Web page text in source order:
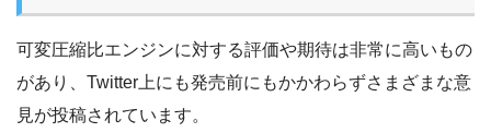
可変圧縮比エンジンに対する評価や期待は非常に高いもの
があり、Twitter上にも発売前にもかかわらずさまざまな意
見が投稿されています。